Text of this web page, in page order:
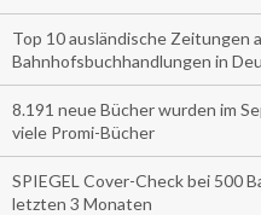
Top 10 ausländische Zeitungen
Bahnhofsbuchhandlungen in
8.191 neue Bücher wurden im
viele Promi-Bücher
SPIEGEL Cover-Check bei 500
letzten 3 Monaten